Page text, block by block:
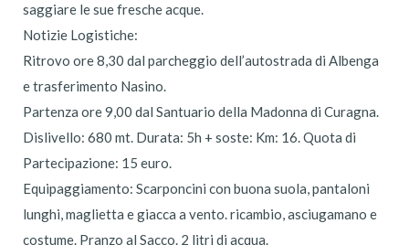
saggiare le sue fresche acque.
Notizie Logistiche:
Ritrovo ore 8,30 dal parcheggio dell’autostrada di Albenga
e trasferimento Nasino.
Partenza ore 9,00 dal Santuario della Madonna di Curagna.
Dislivello: 680 mt. Durata: 5h + soste: Km: 16. Quota di
Partecipazione: 15 euro.
Equipaggiamento: Scarponcini con buona suola, pantaloni
lunghi, maglietta e giacca a vento. ricambio, asciugamano e
costume. Pranzo al Sacco. 2 litri di acqua.